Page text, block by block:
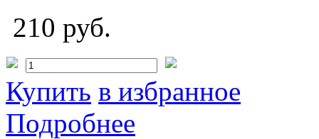
210 руб.
Купить в избранное
Подробнее